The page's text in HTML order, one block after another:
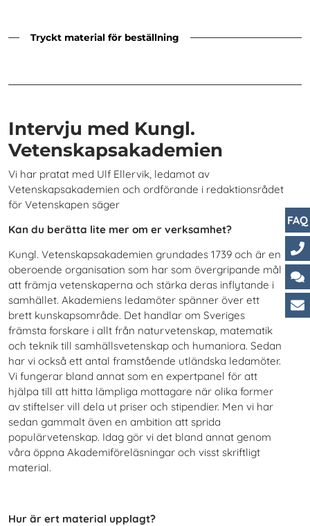
Tryckt material för beställning
Intervju med Kungl.
Vetenskapsakademien
Vi har pratat med Ulf Ellervik, ledamot av
Vetenskapsakademien och ordförande i redaktionsrådet
för Vetenskapen säger
Kan du berätta lite mer om er verksamhet?
Kungl. Vetenskapsakademien grundades 1739 och är en
oberoende organisation som har som övergripande mål
att främja vetenskaperna och stärka deras inflytande i
samhället. Akademiens ledamöter spänner över ett
brett kunskapsområde. Det handlar om Sveriges
främsta forskare i allt från naturvetenskap, matematik
och teknik till samhällsvetenskap och humaniora. Sedan
har vi också ett antal framstående utländska ledamöter.
Vi fungerar bland annat som en expertpanel för att
hjälpa till att hitta lämpliga mottagare när olika former
av stiftelser vill dela ut priser och stipendier. Men vi har
sedan gammalt även en ambition att sprida
populärvetenskap. Idag gör vi det bland annat genom
våra öppna Akademiföreläsningar och visst skriftligt
material.
Hur är ert material upplagt?
FAQ